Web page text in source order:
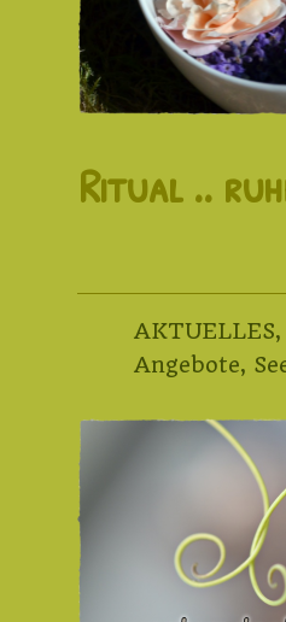
Ritual ..
AKTUELLES,
Angebote,